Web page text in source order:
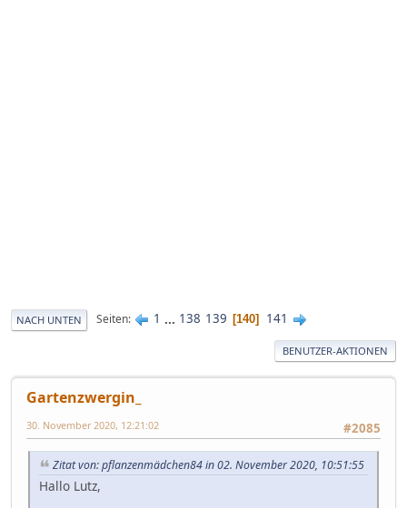
NACH UNTEN Seiten 1 ... 138 139 140 141
BENUTZER-AKTIONEN
Gartenzwergin_
#2085
30. November 2020, 12:21:02
Zitat von: pflanzenmädchen84 in 02. November 2020, 10:51:55
Hallo Lutz,